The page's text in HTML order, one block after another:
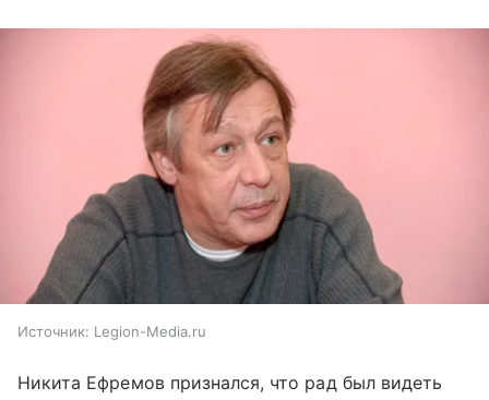
Источник: Legion-Media.ru
Никита Ефремов признался, что рад был видеть